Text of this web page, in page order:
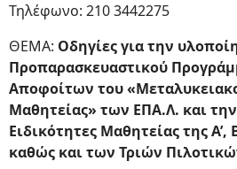
Τηλέφωνο: 210 3442275
ΘΕΜΑ: Οδηγίες για την
Προπαρασκευαστικού
Αποφοίτων του
Μαθητείας» των ΕΠΑ.Λ. και
Ειδικότητες Μαθητείας της Α’,
καθώς και των Τριών